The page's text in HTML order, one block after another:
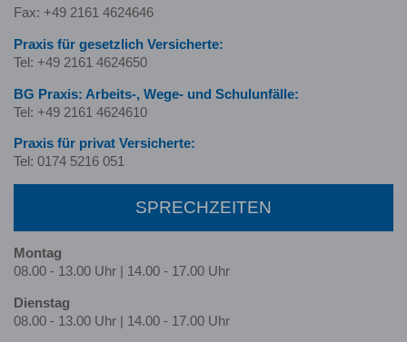
Fax: +49 2161 4624646
Praxis für gesetzlich Versicherte:
Tel: +49 2161 4624650
BG Praxis: Arbeits-, Wege- und Schulunfälle:
Tel: +49 2161 4624610
Praxis für privat Versicherte:
Tel: 0174 5216 051
SPRECHZEITEN
Montag
08.00 - 13.00 Uhr | 14.00 - 17.00 Uhr
Dienstag
08.00 - 13.00 Uhr | 14.00 - 17.00 Uhr